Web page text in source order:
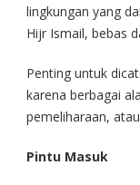
lingkungan yang
Hijr Ismail, bebas
Penting untuk
karena berbagai
pemeliharaan,
Pintu Masuk